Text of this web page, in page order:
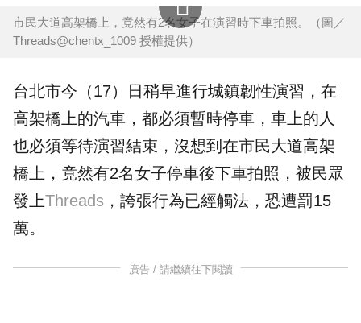
市民大道高架橋上，竟然有2名女子在演習時下車拍照。（圖／
Threads@chentx_1009 授權提供）
台北市今（17）日稍早進行城鎮韌性演習 ，在
高架橋 上的汽車，都必須暫時停車，車上的人
也必須等待演習結束，沒想到在市民大道高架
橋上，竟然有2名女子停車後下車拍照 ，被民眾
發上Threads ，誇張行為已經觸法，恐遭罰15
萬。
廣告 / 請繼續往下閱讀